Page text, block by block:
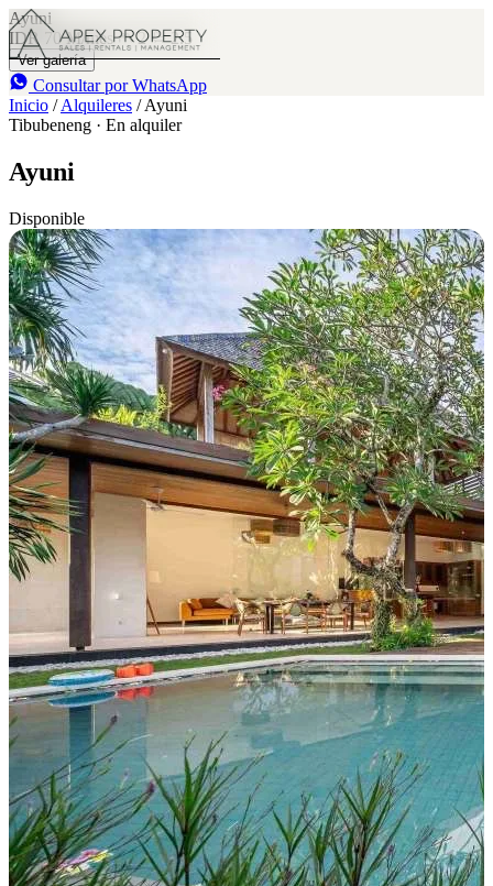
Ayuni
IDR 70 M/mes 2 2.5
Ver galería
Consultar por WhatsApp
Inicio / Alquileres / Ayuni
Tibubeneng · En alquiler
Ayuni
Disponible